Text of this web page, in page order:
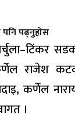
पनि पढ्नुहोस
राजेश
कर्णेल
।